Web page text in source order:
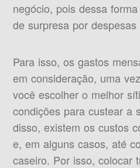
negócio, pois dessa
de surpresa por
Para isso, os gastos
em consideração, uma
você escolher o melhor
condições para custear a
disso, existem os custos
e, em alguns casos, até
caseiro. Por isso, colocar